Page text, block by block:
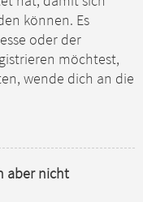
können. Es
oder der
möchtest,
wende dich an die
aber nicht